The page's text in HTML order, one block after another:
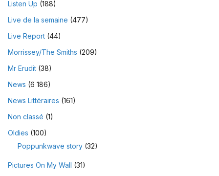
Listen Up (188)
Live de la semaine (477)
Live Report (44)
Morrissey/The Smiths (209)
Mr Erudit (38)
News (6 186)
News Littéraires (161)
Non classé (1)
Oldies (100)
Poppunkwave story (32)
Pictures On My Wall (31)